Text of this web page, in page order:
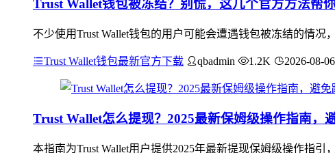
Trust Wallet钱包被冻结？别慌，这几个官方方法帮
不少使用Trust Wallet钱包的用户可能会遭遇钱包被冻结的情
Trust Wallet钱包最新官方下载 qbadmin 1.2K 2026-08-06
Trust Wallet怎么提现？2025最新保姆级操作指南，
本指南为Trust Wallet用户提供2025年最新提现保姆级操作指